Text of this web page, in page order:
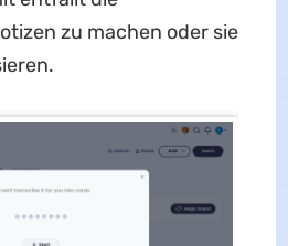
zu machen oder sie